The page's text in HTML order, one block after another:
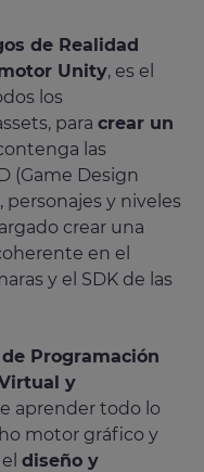
de Realidad
Unity, es el
los
para crear un
las
(Game Design
y niveles
crear una
en el
y el SDK de las
Programación
y
aprender todo lo
motor gráfico y
diseño y